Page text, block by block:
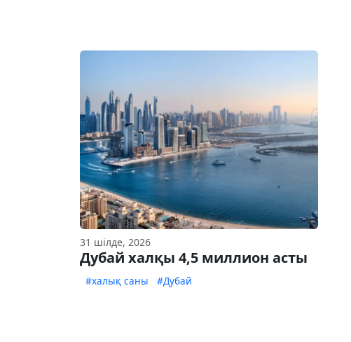
31 шілде, 2026
Дубай халқы 4,5 миллион асты
#халық саны #Дубай